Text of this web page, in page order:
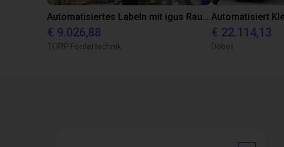
Automatisiertes Labeln mit igus Raumpotal Roboter
€ 9.026,88
TOPP Fördertechnik
€ 22.114,13
Dobot